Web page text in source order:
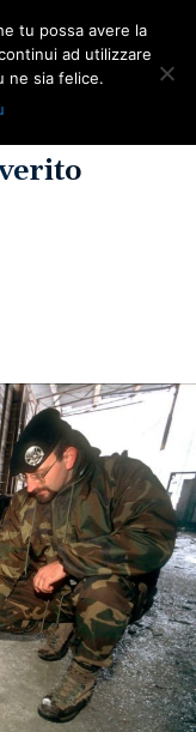
TUTELA DEGLI ESPOSTI
tu possa avere la
ad utilizzare
ne sia felice.